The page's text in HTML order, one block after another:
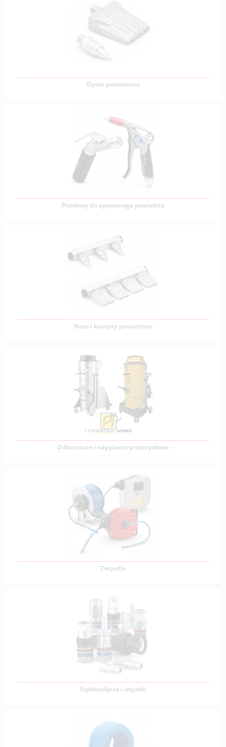
W wielu gałęziach produkcji przemysłowej istotne jest
skuteczne usuwanie ładunków elektrostatycznych
Dysze powietrzne
Dysze powietrzne
Dysze energooszczędne są idealnym rozwiązaniem
dla większości gałęzi przemysłu i mogą być
Pistolety do sprężonego powietrza
Pistolety do sprężonego powietrza
Pistolety powietrzne są popularnym rozwiązaniem
stosowanym w wielu gałęziach przemysłu. Urządzenia
Noże i kurtyny powietrzne
Noże i kurtyny powietrzne
Noże powietrzne oraz kurtyny powietrzne z oferty Vervo
to specjalistyczne urządzenia przeznaczone do
Zobacz produkty
Odkurzacze i odpylacze przemysłowe
Odkurzacze i odpylacze przemysłowe
Firma VERVO posiada w swojej ofercie profesjonalne
odkurzacze przemysłowe do większości aplikacji:
Zwijadła
Zwijadła to specjalne urządzenia mechaniczne używane
w przemyśle przewodowym, zwłaszcza w przypadku
Szybkozłącza i wtyczki
Szybkozłącza i wtyczki